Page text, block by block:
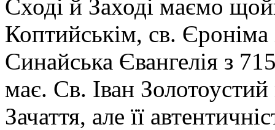
Сході й Заході маємо
Коптийськім, св.
Синайська Євангелія з
має. Св. Іван
Зачаття, але її